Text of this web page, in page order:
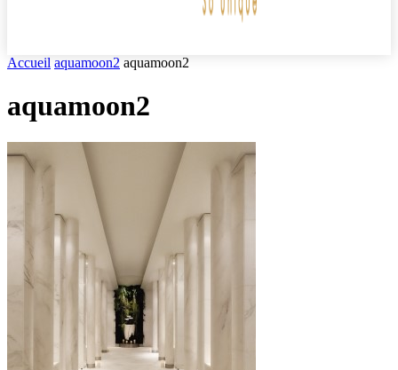
Accueil aquamoon2 aquamoon2
aquamoon2